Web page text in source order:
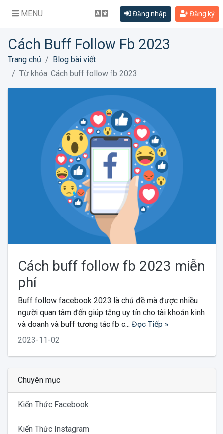
MENU Đăng nhập Đăng ký
Cách Buff Follow Fb 2023
Trang chủ
Blog bài viết
Từ khóa: Cách buff follow fb 2023
Cách buff follow fb 2023 miễn
phí
Buff follow facebook 2023 là chủ đề mà được nhiều
người quan tâm đến giúp tăng uy tín cho tài khoản kinh
và doanh và buff tương tác fb c... Đọc Tiếp »
2023-11-02
Chuyên mục
Kiến Thức Facebook
Kiến Thức Instagram